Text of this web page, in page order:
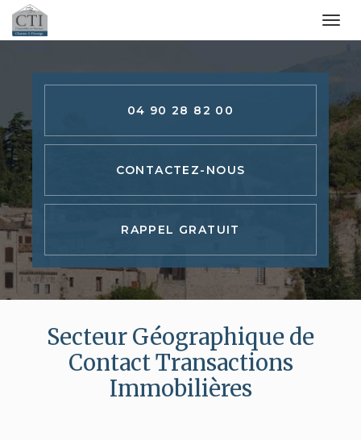
principal
04 90 28 82 00
CONTACTEZ- NOUS
RAPPEL GRATUIT
Secteur Géographique de
Contact Transactions
Immobilières